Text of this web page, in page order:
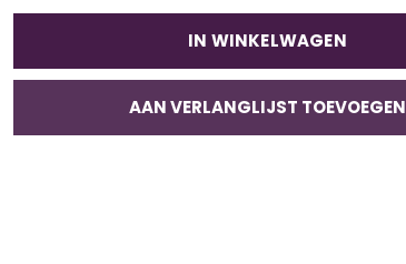
IN WINKELWAGEN
AAN VERLANGLIJST TOEVOEGEN